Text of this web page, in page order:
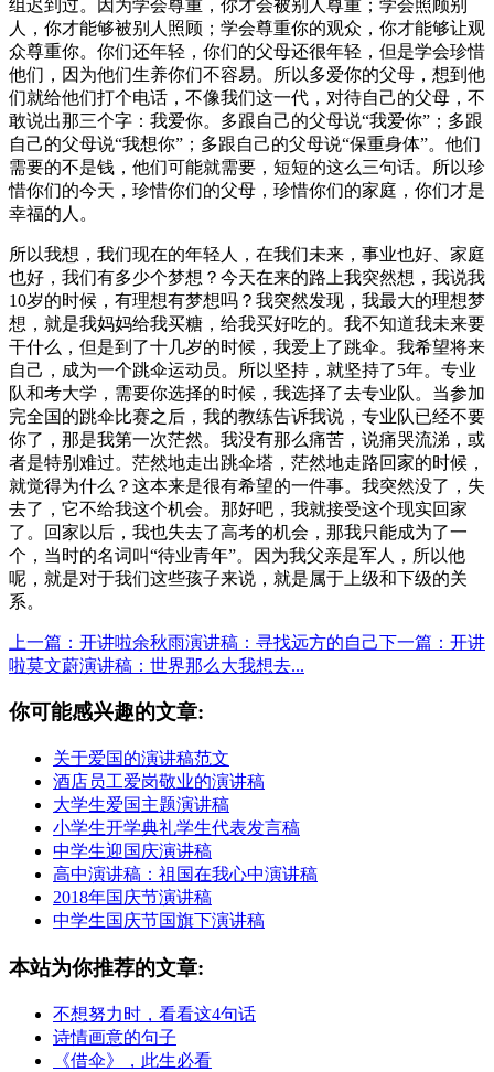
组迟到过。因为学会尊重，你才会被别人尊重；学会照顾别
人，你才能够被别人照顾；学会尊重你的观众，你才能够让观
众尊重你。你们还年轻，你们的父母还很年轻，但是学会珍惜
他们，因为他们生养你们不容易。所以多爱你的父母，想到他
们就给他们打个电话，不像我们这一代，对待自己的父母，不
敢说出那三个字：我爱你。多跟自己的父母说“我爱你”；多跟
自己的父母说“我想你”；多跟自己的父母说“保重身体”。他们
需要的不是钱，他们可能就需要，短短的这么三句话。所以珍
惜你们的今天，珍惜你们的父母，珍惜你们的家庭，你们才是
幸福的人。
所以我想，我们现在的年轻人，在我们未来，事业也好、家庭
也好，我们有多少个梦想？今天在来的路上我突然想，我说我
10岁的时候，有理想有梦想吗？我突然发现，我最大的理想梦
想，就是我妈妈给我买糖，给我买好吃的。我不知道我未来要
干什么，但是到了十几岁的时候，我爱上了跳伞。我希望将来
自己，成为一个跳伞运动员。所以坚持，就坚持了5年。专业
队和考大学，需要你选择的时候，我选择了去专业队。当参加
完全国的跳伞比赛之后，我的教练告诉我说，专业队已经不要
你了，那是我第一次茫然。我没有那么痛苦，说痛哭流涕，或
者是特别难过。茫然地走出跳伞塔，茫然地走路回家的时候，
就觉得为什么？这本来是很有希望的一件事。我突然没了，失
去了，它不给我这个机会。那好吧，我就接受这个现实回家
了。回家以后，我也失去了高考的机会，那我只能成为了一
个，当时的名词叫“待业青年”。因为我父亲是军人，所以他
呢，就是对于我们这些孩子来说，就是属于上级和下级的关
系。
上一篇：开讲啦余秋雨演讲稿：寻找远方的自己下一篇：开讲
啦莫文蔚演讲稿：世界那么大我想去...
你可能感兴趣的文章:
关于爱国的演讲稿范文
酒店员工爱岗敬业的演讲稿
大学生爱国主题演讲稿
小学生开学典礼学生代表发言稿
中学生迎国庆演讲稿
高中演讲稿：祖国在我心中演讲稿
2018年国庆节演讲稿
中学生国庆节国旗下演讲稿
本站为你推荐的文章:
不想努力时，看看这4句话
诗情画意的句子
《借伞》，此生必看